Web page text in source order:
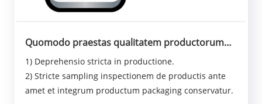
Quomodo praestas qualitatem productorum
1) Deprehensio stricta in productione.
2) Stricte sampling inspectionem de productis ante
amet et integrum productum packaging conservatur.